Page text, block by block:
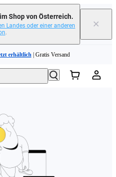
Shop von Österreich.
Landes oder einer anderen
.
×
|
erhältlich| Gratis Versand